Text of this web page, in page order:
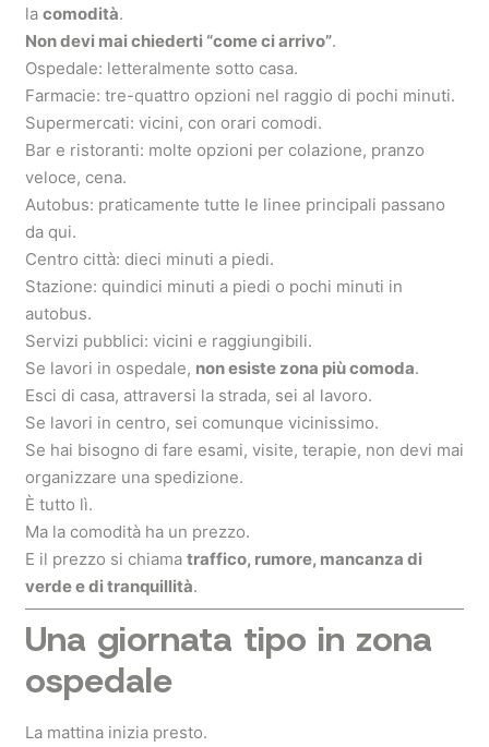
la comodità.
Non devi mai chiederti “come ci arrivo”.
Ospedale: letteralmente sotto casa.
Farmacie: tre-quattro opzioni nel raggio di pochi minuti.
Supermercati: vicini, con orari comodi.
Bar e ristoranti: molte opzioni per colazione, pranzo
veloce, cena.
Autobus: praticamente tutte le linee principali passano
da qui.
Centro città: dieci minuti a piedi.
Stazione: quindici minuti a piedi o pochi minuti in
autobus.
Servizi pubblici: vicini e raggiungibili.
Se lavori in ospedale, non esiste zona più comoda.
Esci di casa, attraversi la strada, sei al lavoro.
Se lavori in centro, sei comunque vicinissimo.
Se hai bisogno di fare esami, visite, terapie, non devi mai
organizzare una spedizione.
È tutto lì.
Ma la comodità ha un prezzo.
E il prezzo si chiama traffico, rumore, mancanza di
verde e di tranquillità.
Una giornata tipo in zona
ospedale
La mattina inizia presto.